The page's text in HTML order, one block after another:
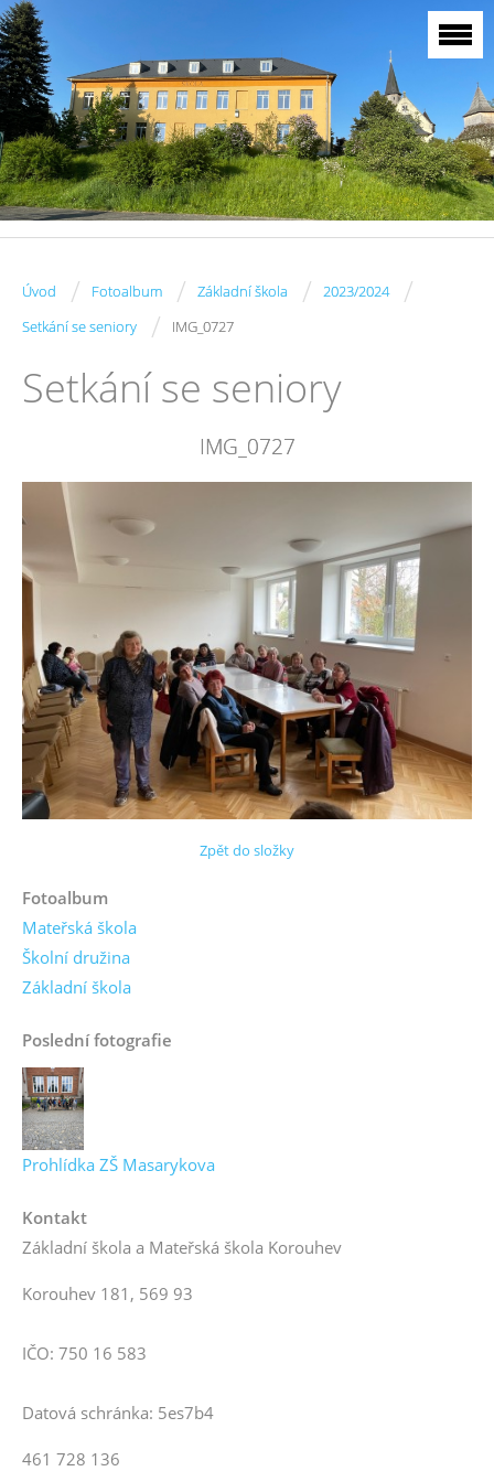
Úvod / Fotoalbum / Základní škola / 2023/2024 /
Setkání se seniory / IMG_0727
Setkání se seniory
IMG_0727
Zpět do složky
Fotoalbum
Mateřská škola
Školní družina
Základní škola
Poslední fotografie
Prohlídka ZŠ Masarykova
Kontakt
Základní škola a Mateřská škola Korouhev
Korouhev 181, 569 93
IČO: 750 16 583
Datová schránka: 5es7b4
461 728 136